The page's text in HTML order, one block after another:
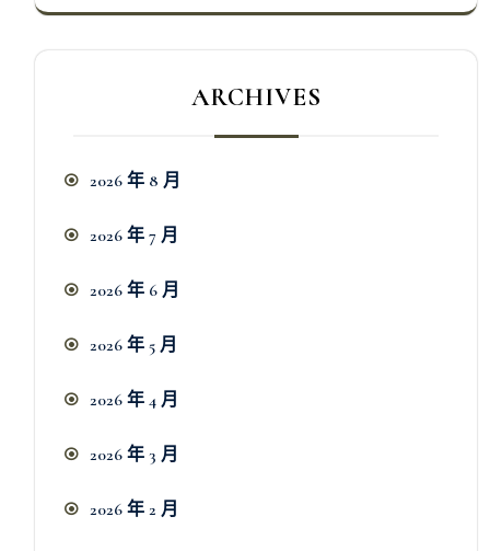
ARCHIVES
2026 年 8 月
2026 年 7 月
2026 年 6 月
2026 年 5 月
2026 年 4 月
2026 年 3 月
2026 年 2 月